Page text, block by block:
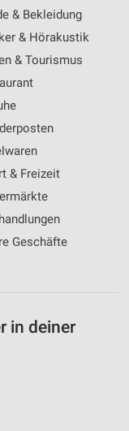
& Bekleidung
& Hörakustik
& Tourismus
& Freizeit
Geschäfte
in deiner